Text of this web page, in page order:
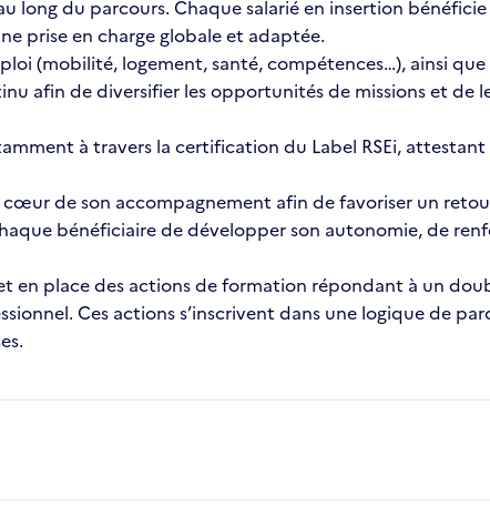
long du parcours. Chaque salarié en insertion
prise en charge globale et adaptée.
(mobilité, logement, santé, compétences…), ainsi que
afin de diversifier les opportunités de missions et de
à travers la certification du Label RSEi, attestant
de son accompagnement afin de favoriser un
bénéficiaire de développer son autonomie, de
en place des actions de formation répondant à un
Ces actions s’inscrivent dans une logique de